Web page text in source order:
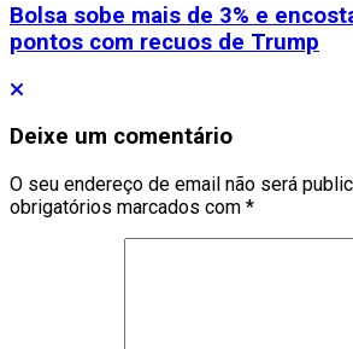
Bolsa sobe mais de 3% e
pontos com recuos de Trump
Deixe um comentário
O seu endereço de email não será
obrigatórios marcados com *